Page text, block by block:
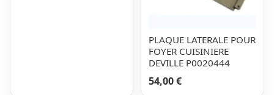
PLAQUE LATERALE POUR
FOYER CUISINIERE
DEVILLE P0020444
54,00 €